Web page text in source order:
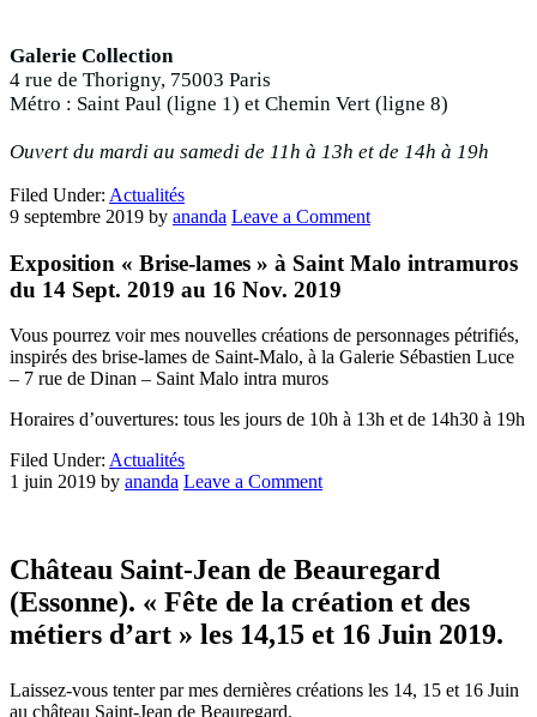
Galerie Collection
4 rue de Thorigny, 75003 Paris
Métro : Saint Paul (ligne 1) et Chemin Vert (ligne 8)
Ouvert du mardi au samedi de 11h à 13h et de 14h à 19h
Filed Under: Actualités
9 septembre 2019 by ananda Leave a Comment
Exposition « Brise-lames » à Saint Malo intramuros
du 14 Sept. 2019 au 16 Nov. 2019
Vous pourrez voir mes nouvelles créations de personnages pétrifiés,
inspirés des brise-lames de Saint-Malo, à la Galerie Sébastien Luce
– 7 rue de Dinan – Saint Malo intra muros
Horaires d’ouvertures: tous les jours de 10h à 13h et de 14h30 à 19h
Filed Under: Actualités
1 juin 2019 by ananda Leave a Comment
Château Saint-Jean de Beauregard
(Essonne). « Fête de la création et des
métiers d’art » les 14,15 et 16 Juin 2019.
Laissez-vous tenter par mes dernières créations les 14, 15 et 16 Juin
au château Saint-Jean de Beauregard.